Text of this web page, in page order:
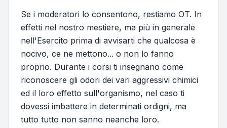
Se i moderatori lo consentono, restiamo OT. In
effetti nel nostro mestiere, ma più in generale
nell'Esercito prima di avvisarti che qualcosa è
nocivo, ce ne mettono... o non lo fanno
proprio. Durante i corsi ti insegnano come
riconoscere gli odori dei vari aggressivi chimici
ed il loro effetto sull'organismo, nel caso ti
dovessi imbattere in determinati ordigni, ma
tutto tutto non sanno neanche loro.